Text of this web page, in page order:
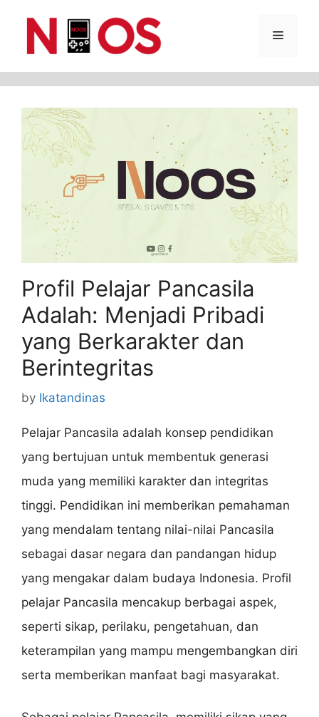
Menu
Profil Pelajar Pancasila
Adalah: Menjadi Pribadi
yang Berkarakter dan
Berintegritas
by Ikatandinas
Pelajar Pancasila adalah konsep pendidikan
yang bertujuan untuk membentuk generasi
muda yang memiliki karakter dan integritas
tinggi. Pendidikan ini memberikan pemahaman
yang mendalam tentang nilai-nilai Pancasila
sebagai dasar negara dan pandangan hidup
yang mengakar dalam budaya Indonesia. Profil
pelajar Pancasila mencakup berbagai aspek,
seperti sikap, perilaku, pengetahuan, dan
keterampilan yang mampu mengembangkan diri
serta memberikan manfaat bagi masyarakat.